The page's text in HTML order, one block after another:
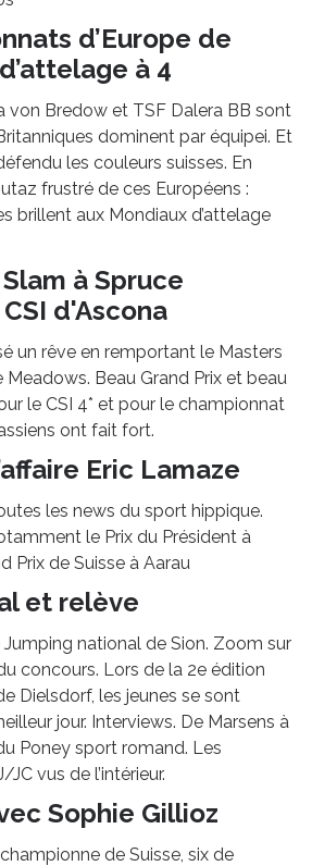
d’Europe de
à 4
von Bredow et TSF Dalera BB sont
dominent par équipei. Et
les couleurs suisses. En
frustré de ces Européens :
brillent aux Mondiaux d’attelage
à Spruce
d'Ascona
un rêve en remportant le Masters
Meadows. Beau Grand Prix et beau
le CSI 4* et pour le championnat
ont fait fort.
Eric Lamaze
les news du sport hippique.
le Prix du Président à
Prix de Suisse à Aarau
et relève
national de Sion. Zoom sur
concours. Lors de la 2e édition
Dielsdorf, les jeunes se sont
jour. Interviews. De Marsens à
Poney sport romand. Les
vus de l’intérieur.
Sophie Gillioz
de Suisse, six de